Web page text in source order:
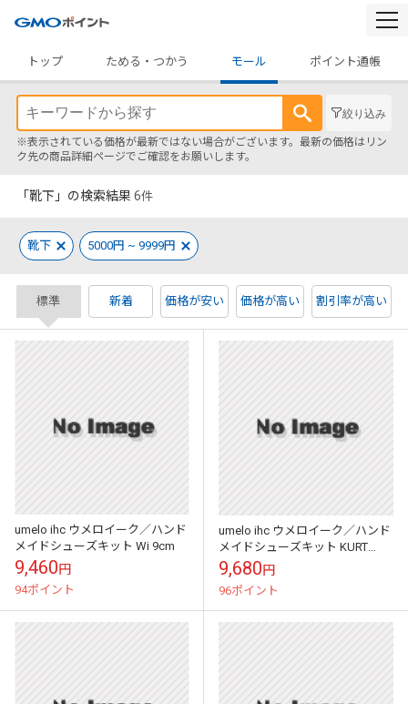
トップ
ためる・つかう モール ポイント通帳
絞り込み
※表示されている価格が最新ではない場合がございます。最新の価格はリン
ク先の商品詳細ページでご確認をお願いします。
「靴下」の検索結果 6件
靴下 5000円 ~ 9999円
標準 新着 価格が安い 価格が高い 割引率が高い
umelo ihc ウメロイーク／ハンド
メイドシューズキット Wi 9cm
9,460円
94ポイント
umelo ihc ウメロイーク／ハンド
メイドシューズキット KURT
12cm
9,680円
96ポイント